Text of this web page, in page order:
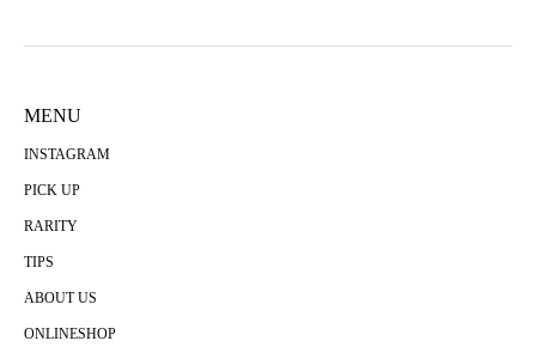
MENU
INSTAGRAM
PICK UP
RARITY
TIPS
ABOUT US
ONLINESHOP